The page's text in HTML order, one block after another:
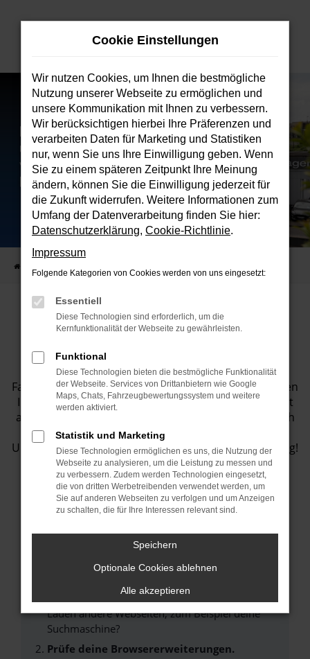
Zum
Fahrzeugbestand
Entdecken Sie eine Vielzahl von top
Fahrzeugangeboten in unserem Showroom! Wir bieten
Ihnen eine große Auswahl an Fahrzeugen, die perfekt
auf Ihre Bedürfnisse abgestimmt sind. Lassen Sie sich
inspirieren und finden Sie Ihr Traumauto bei uns.
Unser Team steht Ihnen jederzeit gerne zur Verfügung!
Fehler: Network Error
Beim Laden ist ein Fehler aufgetreten.
Internetverbindung.
Laden andere Webseiten, zum Beispiel deine
Suchmaschine?
Prüfe deine Browsererweiterungen.
Cookie Einstellungen
Wir nutzen Cookies, um Ihnen die bestmögliche
Nutzung unserer Webseite zu ermöglichen und
unsere Kommunikation mit Ihnen zu verbessern.
Wir berücksichtigen hierbei Ihre Präferenzen und
verarbeiten Daten für Marketing und Statistiken
nur, wenn Sie uns Ihre Einwilligung geben. Wenn
Sie zu einem späteren Zeitpunkt Ihre Meinung
ändern, können Sie die Einwilligung jederzeit für
die Zukunft widerrufen. Weitere Informationen zum
Umfang der Datenverarbeitung finden Sie hier:
Datenschutzerklärung, Cookie-Richtlinie.
Impressum
Folgende Kategorien von Cookies werden von uns eingesetzt:
Essentiell
Diese Technologien sind erforderlich, um die
Kernfunktionalität der Webseite zu gewährleisten.
Funktional
Diese Technologien bieten die bestmögliche Funktionalität
der Webseite. Services von Drittanbietern wie Google
Maps, Chats, Fahrzeugbewertungssystem und weitere
werden aktiviert.
Statistik und Marketing
Diese Technologien ermöglichen es uns, die Nutzung der
Webseite zu analysieren, um die Leistung zu messen und
zu verbessern. Zudem werden Technologien eingesetzt,
die von dritten Werbetreibenden verwendet werden, um
Sie auf anderen Webseiten zu verfolgen und um Anzeigen
zu schalten, die für Ihre Interessen relevant sind.
Speichern
Optionale Cookies ablehnen
Alle akzeptieren